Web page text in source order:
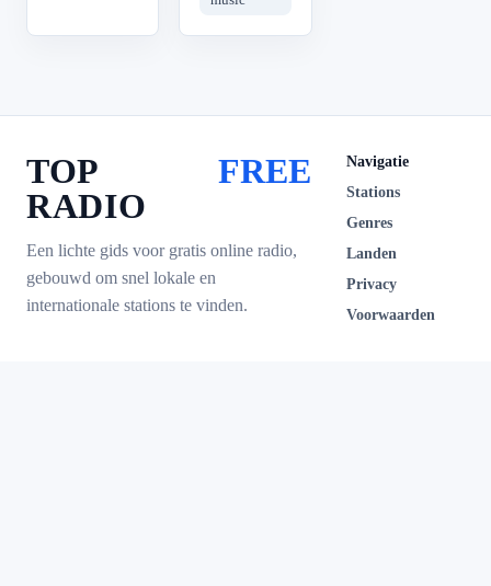
TOP
RADIO
FREE
Een lichte gids voor gratis online radio,
gebouwd om snel lokale en
internationale stations te vinden.
Navigatie
Stations
Genres
Landen
Privacy
Voorwaarden